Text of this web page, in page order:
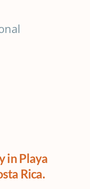
in Playa
Rica.